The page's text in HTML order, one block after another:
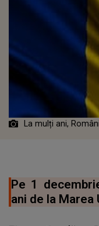
La mulți ani,
Pe 1
ani de la Marea